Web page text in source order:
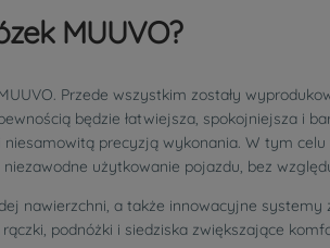
MUUVO?
Przede wszystkim zostały
będzie łatwiejsza, spokojniejsza i
precyzją wykonania. W tym
użytkowanie pojazdu, bez
nawierzchni, a także innowacyjne
podnóżki i siedziska zwiększające